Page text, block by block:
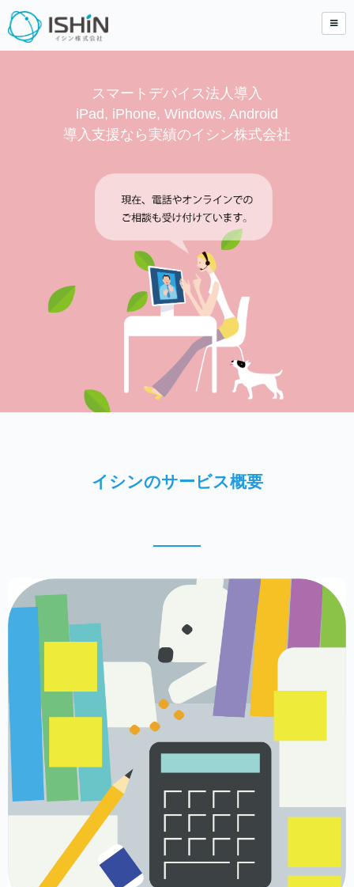
スマートデバイス法人導入
iPad, iPhone, Windows, Android
導入支援なら実績のイシン株式会社
イシンのサービス概要